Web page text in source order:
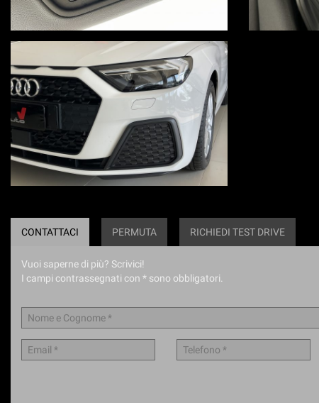
CONTATTACI PERMUTA RICHIEDI TEST DRIVE
Vuoi saperne di più? Scrivici!
I campi contrassegnati con * sono obbligatori.